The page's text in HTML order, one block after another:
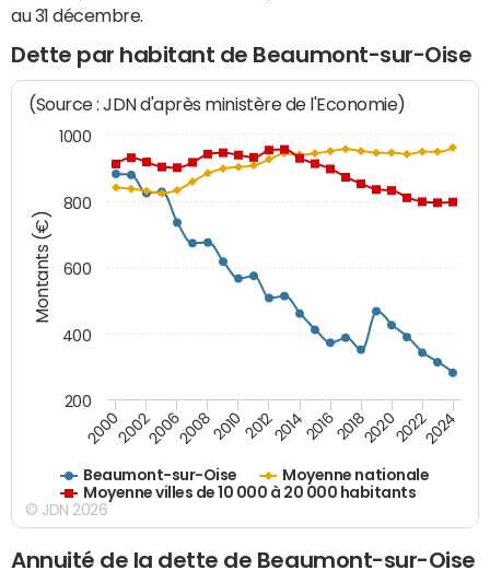
au 31 décembre.
Dette par habitant de Beaumont-sur-Oise
Montants (€)
(Source : JDN d'après ministère de l'Economie)
Beaumont-sur-Oise
Moyenne nationale
Moyenne villes de 10 000 à 20 000 habitants
200020022006200820102012201420162018202020222024
200
400
600
800
1000
© JDN 2026
Annuité de la dette de Beaumont-sur-Oise